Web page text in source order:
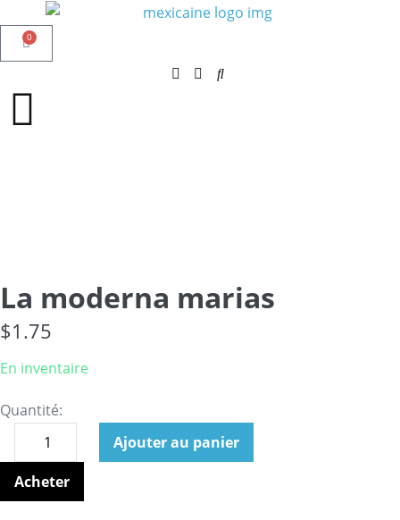
0
La moderna marias
$1.75
En inventaire
Quantité:
Ajouter au panier
Acheter